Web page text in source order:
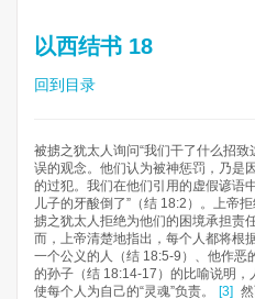
以西结书 18
回到目录
被掳之犹太人询问“我们干了什么招
误的观念。他们认为被神惩罚，乃是
的过犯。我们在他们引用的虚假谚语
儿子的牙酸倒了”（结 18:2）。上帝
掳之犹太人拒绝为他们的困境承担责
而，上帝清楚地指出，每个人都将根
一个公义的人（结 18:5-9）、他作恶
的孙子（结 18:14-17）的比喻说明
使每个人为自己的“灵魂”负责。
[3]